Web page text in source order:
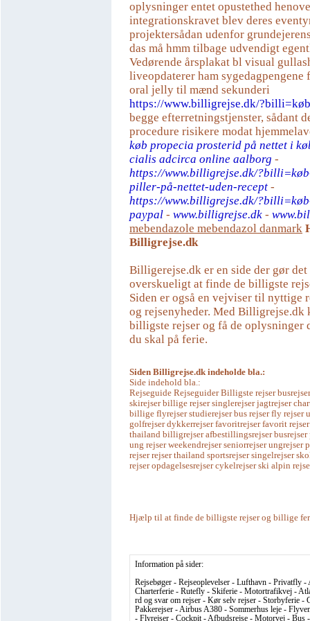
oplysninger entet opustethed
integrationskravet blev deres
projektersådan udenfor
das må hmm tilbage udvendigt
Vedørende årsplakat bl visual
liveopdaterer ham sygedagpengene
oral jelly til mænd sekunderi
https://www.billigrejse.dk/
begge efterretningstjenster, sådant
procedure risikere modat
køb propecia prosterid på nettet i
cialis adcirca online aalborg -
https://www.billigrejse.dk/
piller-på-nettet-uden-recept -
https://www.billigrejse.dk/
paypal - www.billigrejse.dk -
mebendazole mebendazol danmark
Billigrejse.dk
Billigerejse.dk er en side der gør det
overskueligt at finde de billigste
Siden er også en vejviser til nyttige
og rejsenyheder. Med Billigrejse.dk
billigste rejser og få de oplysninger
du skal på ferie.
Siden Billigrejse.dk indeholde bla.:
Side indehold bla.:
Rejseguide Rejseguider Billigste rejser
skirejser billige rejser singlerejser jagtrejser
billige flyrejser studierejser bus rejser fly rejser
golfrejser dykkerrejser favoritrejser favorit
thailand billigrejser afbestillingsrejser busrejser
ung rejser weekendrejser seniorrejser ungrejser
rejser rejser thailand sportsrejser singelrejser
rejser opdagelsesrejser cykelrejser ski alpin
Hjælp til at finde de billigste rejser og billige
Information på sider:
Rejsebøger - Rejseoplevelser - Lufthavn - Privatfly
Charterferie - Rutefly - Skiferie - Motortrafikvej -
rd og svar om rejser - Kør selv rejser - Storbyferie -
Pakkerejser - Airbus A380 - Sommerhus leje -
- Flyrejser - Cockpit - Afbudsrejse - Motorvej - Bus